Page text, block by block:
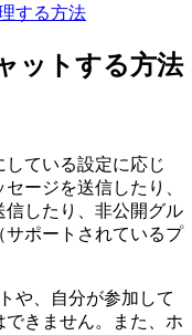
する方法
ットする方法
ている設定に応じ
ージを送信したり、
したり、非公開グル
ポートされているプ
や、自分が参加して
きません。また、ホ